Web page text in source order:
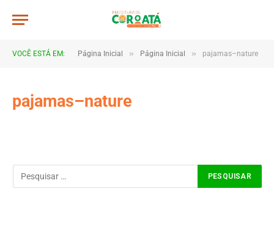
VOCÊ ESTÁ EM: Página Inicial » Página Inicial » pajamas–nature
pajamas–nature